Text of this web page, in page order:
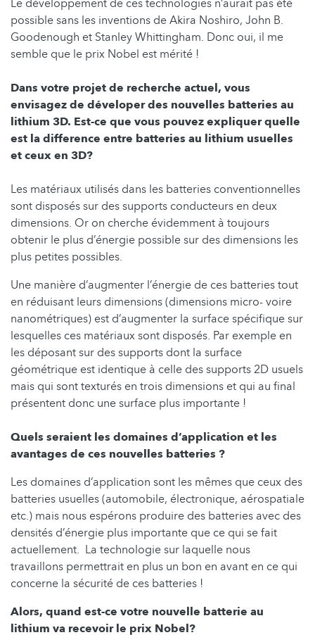
Le développement de ces technologies n’aurait pas été
possible sans les inventions de Akira Noshiro, John B.
Goodenough et Stanley Whittingham. Donc oui, il me
semble que le prix Nobel est mérité !
Dans votre projet de recherche actuel, vous
envisagez de déveloper des nouvelles batteries au
lithium 3D. Est-ce que vous pouvez expliquer quelle
est la difference entre batteries au lithium usuelles
et ceux en 3D?
Les matériaux utilisés dans les batteries conventionnelles
sont disposés sur des supports conducteurs en deux
dimensions. Or on cherche évidemment à toujours
obtenir le plus d’énergie possible sur des dimensions les
plus petites possibles.
Une manière d’augmenter l’énergie de ces batteries tout
en réduisant leurs dimensions (dimensions micro- voire
nanométriques) est d’augmenter la surface spécifique sur
lesquelles ces matériaux sont disposés. Par exemple en
les déposant sur des supports dont la surface
géométrique est identique à celle des supports 2D usuels
mais qui sont texturés en trois dimensions et qui au final
présentent donc une surface plus importante !
Quels seraient les domaines d’application et les
avantages de ces nouvelles batteries ?
Les domaines d’application sont les mêmes que ceux des
batteries usuelles (automobile, électronique, aérospatiale
etc.) mais nous espérons produire des batteries avec des
densités d’énergie plus importante que ce qui se fait
actuellement. La technologie sur laquelle nous
travaillons permettrait en plus un bon en avant en ce qui
concerne la sécurité de ces batteries !
Alors, quand est-ce votre nouvelle batterie au
lithium va recevoir le prix Nobel?